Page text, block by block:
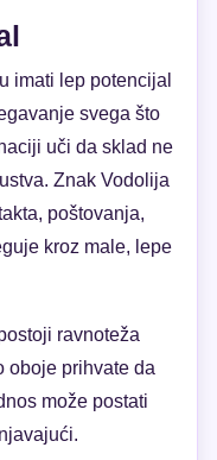
imati lep potencijal
svega što
uči da sklad ne
Znak Vodolija
poštovanja,
kroz male, lepe
ravnoteža
oboje prihvate da
može postati